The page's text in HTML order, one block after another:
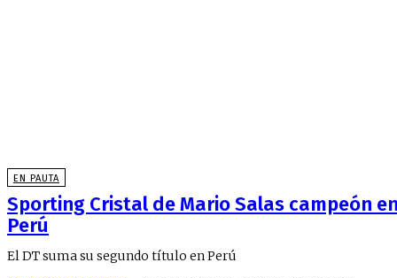
EN PAUTA
Sporting Cristal de Mario Salas campeón
Perú
El DT suma su segundo título en Perú